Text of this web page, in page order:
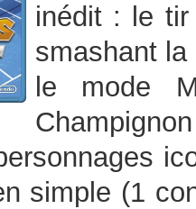
inédit : le tir
smashant
le mode
simple (1